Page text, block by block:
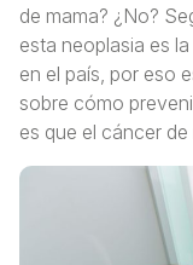
de mama? ¿No?
esta neoplasia es
en el país, por eso
sobre cómo
es que el cáncer